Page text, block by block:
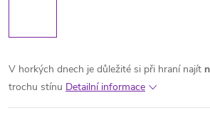
V horkých dnech je důležité si při hraní najít
trochu stínu Detailní informace